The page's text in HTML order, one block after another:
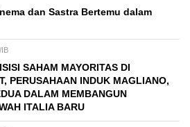
dan Sastra Bertemu dalam
SAHAM MAYORITAS DI
PERUSAHAAN INDUK MAGLIANO,
DALAM MEMBANGUN
ITALIA BARU